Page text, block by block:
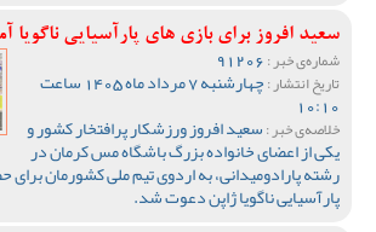
سعید افروز برای بازی های پارآسیایی ناگویا
شماره‌ی خبر :
تاریخ انتشار : چهارشنبه 7 مرداد ماه 1405 ساعت
10:10
خلاصه‌ی خبر :سعید افروز ورزشکار پرافتخار کشور و
یکی از اعضای خانواده بزرگ باشگاه مس کرمان در
رشته پارادومیدانی، به اردوی تیم ملی کشورمان
پارآسیایی ناگویا ژاپن دعوت شد.